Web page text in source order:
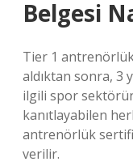
Belgesi
Tier 1 antrenörlük
aldıktan sonra, 3
ilgili spor
kanıtlayabilen
antrenörlük
verilir.